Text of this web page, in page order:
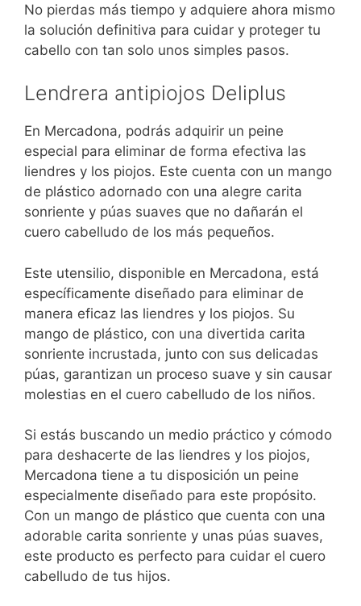
No pierdas más tiempo y adquiere ahora mismo
la solución definitiva para cuidar y proteger tu
cabello con tan solo unos simples pasos.
Lendrera antipiojos Deliplus
En Mercadona, podrás adquirir un peine
especial para eliminar de forma efectiva las
liendres y los piojos. Este cuenta con un mango
de plástico adornado con una alegre carita
sonriente y púas suaves que no dañarán el
cuero cabelludo de los más pequeños.
Este utensilio, disponible en Mercadona, está
específicamente diseñado para eliminar de
manera eficaz las liendres y los piojos. Su
mango de plástico, con una divertida carita
sonriente incrustada, junto con sus delicadas
púas, garantizan un proceso suave y sin causar
molestias en el cuero cabelludo de los niños.
Si estás buscando un medio práctico y cómodo
para deshacerte de las liendres y los piojos,
Mercadona tiene a tu disposición un peine
especialmente diseñado para este propósito.
Con un mango de plástico que cuenta con una
adorable carita sonriente y unas púas suaves,
este producto es perfecto para cuidar el cuero
cabelludo de tus hijos.